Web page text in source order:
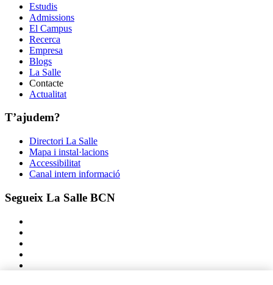
Estudis
Admissions
El Campus
Recerca
Empresa
Blogs
La Salle
Contacte
Actualitat
T’ajudem?
Directori La Salle
Mapa i instal·lacions
Accessibilitat
Canal intern informació
Segueix La Salle BCN